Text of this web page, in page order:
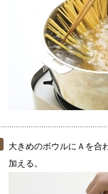
大きめのボウルにＡを合
加える。